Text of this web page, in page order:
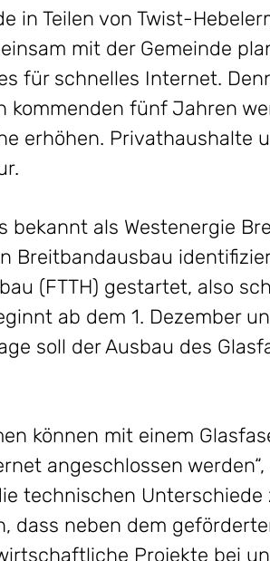
in Teilen von Twist-
mit der Gemeinde
für schnelles Internet.
kommenden fünf Jahren
erhöhen. Privathaushalte
bekannt als Westenergie
Breitbandausbau
(FTTH) gestartet, also
ab dem 1. Dezember
soll der Ausbau des
können mit einem
angeschlossen
technischen
dass neben dem
Projekte bei